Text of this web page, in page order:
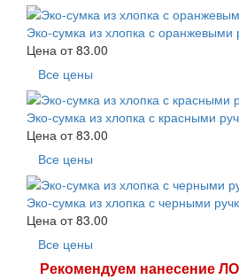
Эко-сумка из хлопка с оранжевыми
Цена от83.00
Все цены
Эко-сумка из хлопка с красными
Цена от83.00
Все цены
Эко-сумка из хлопка с черными
Цена от83.00
Все цены
Рекомендуем нанесение